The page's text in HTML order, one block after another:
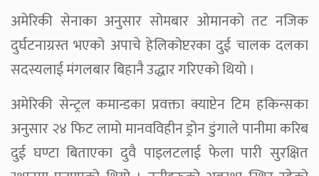
अमेरिकी सेनाका अनुसार सोमबार ओमानको तट नजिक
दुर्घटनाग्रस्त भएको अपाचे हेलिकोप्टरका दुई चालक दलका
सदस्यलाई मंगलबार बिहानै उद्धार गरिएको थियो ।
अमेरिकी सेन्ट्रल कमान्डका प्रवक्ता क्याप्टेन टिम हकिन्सका
अनुसार २४ फिट लामो मानवविहीन ड्रोन डुंगाले पानीमा करिब
दुई घण्टा बिताएका दुवै पाइलटलाई फेला पारी सुरक्षित